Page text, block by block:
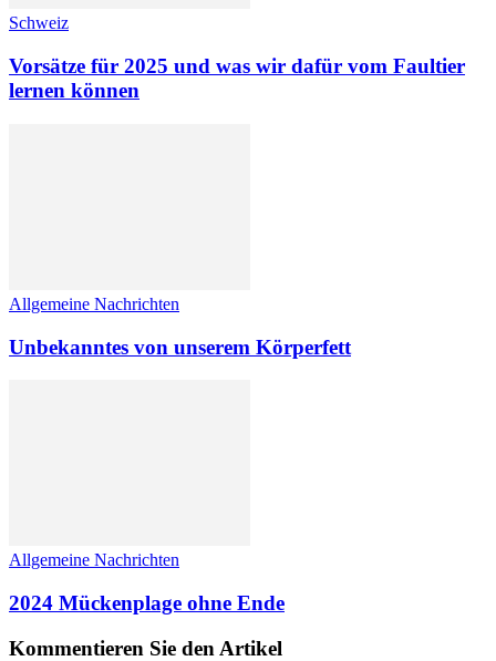
Schweiz
Vorsätze für 2025 und was wir dafür vom Faultier
lernen können
Allgemeine Nachrichten
Unbekanntes von unserem Körperfett
Allgemeine Nachrichten
2024 Mückenplage ohne Ende
Kommentieren Sie den Artikel